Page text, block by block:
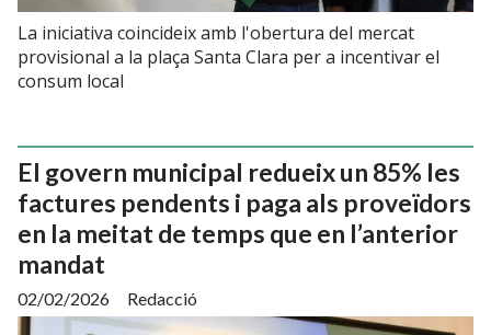
La iniciativa coincideix amb l'obertura del mercat
provisional a la plaça Santa Clara per a incentivar el
consum local
El govern municipal redueix un 85% les
factures pendents i paga als proveïdors
en la meitat de temps que en l’anterior
mandat
Redacció
02/02/2026